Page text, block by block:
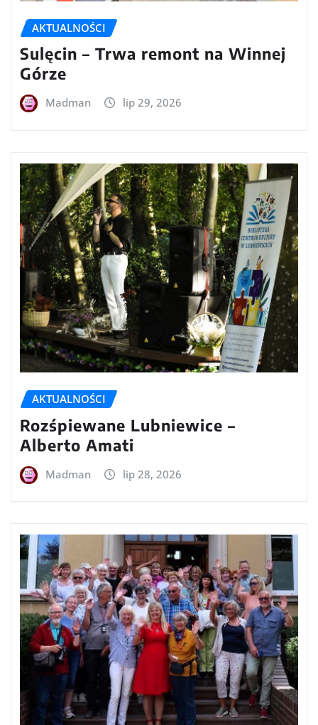
AKTUALNOŚCI
Sulęcin – Trwa remont na Winnej
Górze
Madman lip 29, 2026
AKTUALNOŚCI
Rozśpiewane Lubniewice –
Alberto Amati
Madman lip 28, 2026